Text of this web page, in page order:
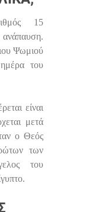
15
Ψωμιού
του
είναι
μετά
ο Θεός
των
του